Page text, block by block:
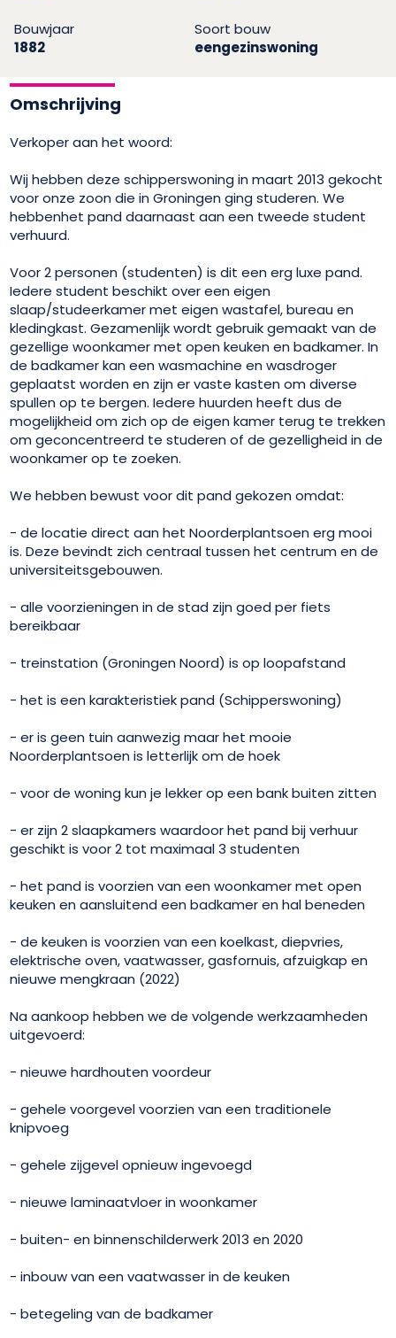
Bouwjaar
1882
Soort bouw
eengezinswoning
Omschrijving
Verkoper aan het woord:
Wij hebben deze schipperswoning in maart 2013 gekocht
voor onze zoon die in Groningen ging studeren. We
hebbenhet pand daarnaast aan een tweede student
verhuurd.
Voor 2 personen (studenten) is dit een erg luxe pand.
Iedere student beschikt over een eigen
slaap/studeerkamer met eigen wastafel, bureau en
kledingkast. Gezamenlijk wordt gebruik gemaakt van de
gezellige woonkamer met open keuken en badkamer. In
de badkamer kan een wasmachine en wasdroger
geplaatst worden en zijn er vaste kasten om diverse
spullen op te bergen. Iedere huurden heeft dus de
mogelijkheid om zich op de eigen kamer terug te trekken
om geconcentreerd te studeren of de gezelligheid in de
woonkamer op te zoeken.
We hebben bewust voor dit pand gekozen omdat:
- de locatie direct aan het Noorderplantsoen erg mooi
is. Deze bevindt zich centraal tussen het centrum en de
universiteitsgebouwen.
- alle voorzieningen in de stad zijn goed per fiets
bereikbaar
- treinstation (Groningen Noord) is op loopafstand
- het is een karakteristiek pand (Schipperswoning)
- er is geen tuin aanwezig maar het mooie
Noorderplantsoen is letterlijk om de hoek
- voor de woning kun je lekker op een bank buiten zitten
- er zijn 2 slaapkamers waardoor het pand bij verhuur
geschikt is voor 2 tot maximaal 3 studenten
- het pand is voorzien van een woonkamer met open
keuken en aansluitend een badkamer en hal beneden
- de keuken is voorzien van een koelkast, diepvries,
elektrische oven, vaatwasser, gasfornuis, afzuigkap en
nieuwe mengkraan (2022)
Na aankoop hebben we de volgende werkzaamheden
uitgevoerd:
- nieuwe hardhouten voordeur
- gehele voorgevel voorzien van een traditionele
knipvoeg
- gehele zijgevel opnieuw ingevoegd
- nieuwe laminaatvloer in woonkamer
- buiten- en binnenschilderwerk 2013 en 2020
- inbouw van een vaatwasser in de keuken
- betegeling van de badkamer